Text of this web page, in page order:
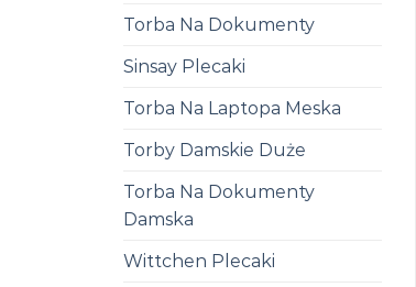
Torba Na Dokumenty
Sinsay Plecaki
Torba Na Laptopa Meska
Torby Damskie Duże
Torba Na Dokumenty
Damska
Wittchen Plecaki